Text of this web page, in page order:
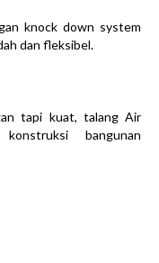
knock down system
dan fleksibel.
tapi kuat, talang Air
bangunan